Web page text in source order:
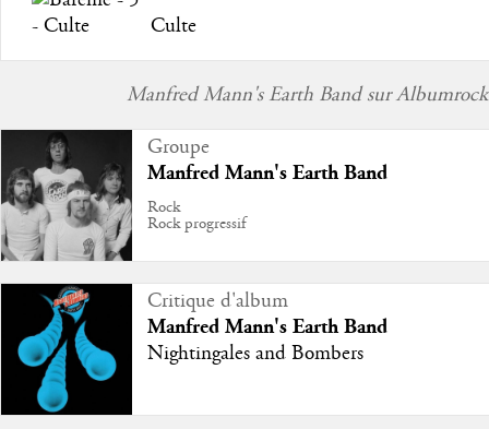
Culte
Manfred Mann's Earth Band sur Albumrock
Groupe
Manfred Mann's Earth Band
Rock
Rock progressif
Critique d'album
Manfred Mann's Earth Band
Nightingales and Bombers